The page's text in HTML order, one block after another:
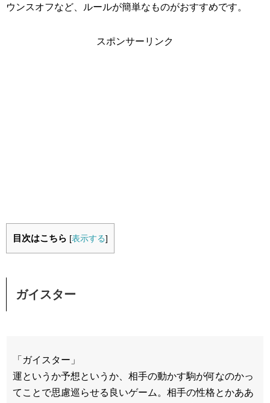
ウンスオフなど、ルールが簡単なものがおすすめです。
スポンサーリンク
目次はこちら [表示する]
ガイスター
「ガイスター」
運というか予想というか、相手の動かす駒が何なのかっ
てことで思慮巡らせる良いゲーム。相手の性格とかああ